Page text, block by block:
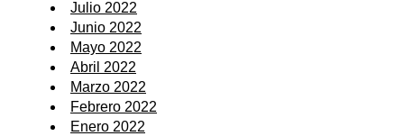
Julio 2022
Junio 2022
Mayo 2022
Abril 2022
Marzo 2022
Febrero 2022
Enero 2022